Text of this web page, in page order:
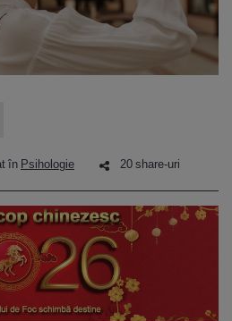
în Psihologie 20 share-uri